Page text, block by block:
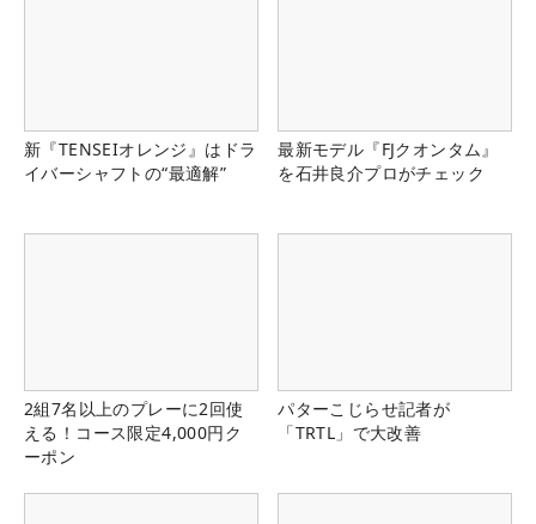
新『TENSEIオレンジ』はドラ
イバーシャフトの“最適解”
最新モデル『FJクオンタム』
を石井良介プロがチェック
2組7名以上のプレーに2回使
える！コース限定4,000円ク
ーポン
パターこじらせ記者が
「TRTL」で大改善